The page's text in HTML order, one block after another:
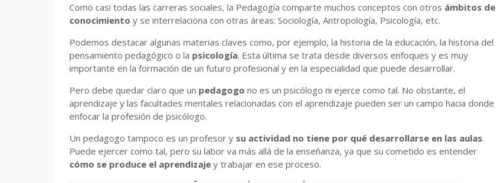
Como casi todas las carreras sociales, la Pedagogía comparte muchos conceptos con otros ámbitos de
conocimiento y se interrelaciona con otras áreas: Sociología, Antropología, Psicología, etc.
Podemos destacar algunas materias claves como, por ejemplo, la historia de la educación, la historia del
pensamiento pedagógico o la psicología. Esta última se trata desde diversos enfoques y es muy
importante en la formación de un futuro profesional y en la especialidad que puede desarrollar.
Pero debe quedar claro que un pedagogo no es un psicólogo ni ejerce como tal. No obstante, el
aprendizaje y las facultades mentales relacionadas con el aprendizaje pueden ser un campo hacia donde
enfocar la profesión de psicólogo.
Un pedagogo tampoco es un profesor y su actividad no tiene por qué desarrollarse en las aulas.
Puede ejercer como tal, pero su labor va más allá de la enseñanza, ya que su cometido es entender
cómo se produce el aprendizaje y trabajar en ese proceso.